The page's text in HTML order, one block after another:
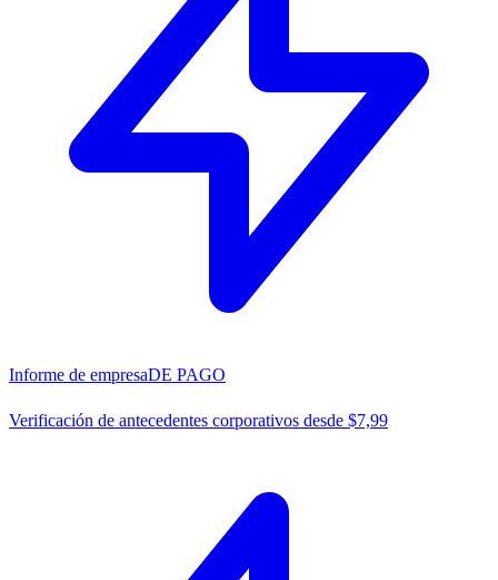
Informe de empresaDE PAGO
Verificación de antecedentes corporativos desde $7,99